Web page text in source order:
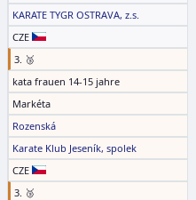
KARATE TYGR OSTRAVA, z.s.
CZE
3. 🥉
kata frauen 14-15 jahre
Markéta
Rozenská
Karate Klub Jeseník, spolek
CZE
3. 🥉